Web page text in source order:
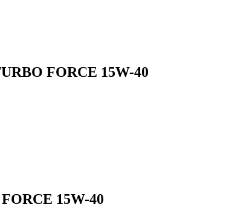
FORCE 15W-40
15W-40